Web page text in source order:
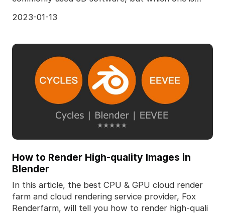
2023-01-13
How to Render High-quality Images in
Blender
In this article, the best CPU & GPU cloud render
farm and cloud rendering service provider, Fox
Renderfarm, will tell you how to render high-quali